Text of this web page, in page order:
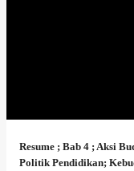
Resume ; Bab 4 ; Aksi
Politik Pendidikan;